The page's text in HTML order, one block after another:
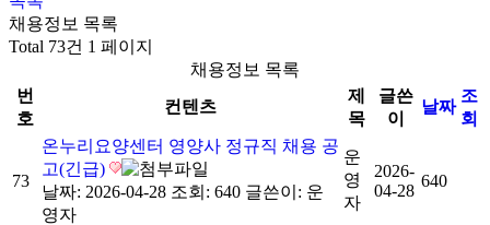
채용정보 목록
Total 73건 1 페이지
채용정보 목록
번
호
컨텐츠
제
목
글쓴
이
날짜
조
회
73
온누리요양센터 영양사 정규직 채용 공
고(긴급)
날짜: 2026-04-28 조회: 640 글쓴이: 운
영자
운
영
자
2026-
04-28
640